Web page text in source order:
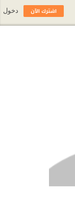
اشترك الآن دخول